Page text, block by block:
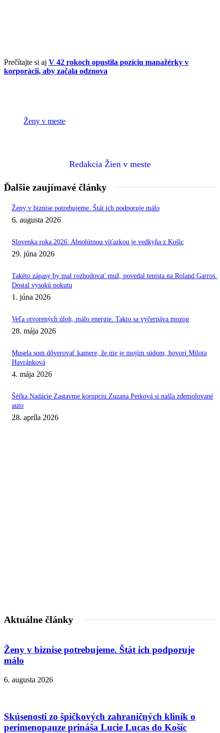
Prečítajte si aj V 42 rokoch opustila pozíciu manažérky v
korporácii, aby začala odznova
Ženy v meste
Redakcia Žien v meste
Ďalšie zaujímavé články
Ženy v biznise potrebujeme. Štát ich podporuje málo
6. augusta 2026
Slovenka roka 2026: Absolútnou víťazkou je vedkyňa z Košíc
29. júna 2026
Takéto zápasy by mal rozhodovať muž, povedal tenista na Roland Garros.
Dostal vysokú pokutu
1. júna 2026
Veľa otvorených úloh, málo energie: Takto sa vyčerpáva mozog
28. mája 2026
Musela som dôverovať kamere, že nie je mojím súdom, hovorí Milota
Havránková
4. mája 2026
Šéfka Nadácie Zastavme korupciu Zuzana Petková si našla zdemolované
auto
28. apríla 2026
Aktuálne články
Ženy v biznise potrebujeme. Štát ich podporuje
málo
6. augusta 2026
Skúsenosti zo špičkových zahraničných kliník o
perimenopauze prináša Lucie Lucas do Košíc